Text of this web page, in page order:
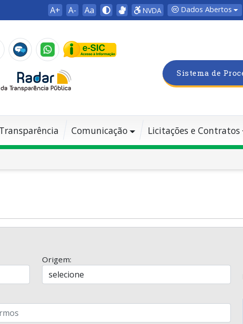
A+ A- Aa NVDA Dados Abertos
Sistema de
Transparência Comunicação Licitações e Contratos
Origem: